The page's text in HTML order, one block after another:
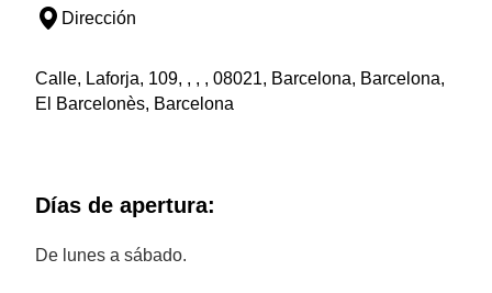
Dirección
Calle, Laforja, 109, , , , 08021, Barcelona, Barcelona,
El Barcelonès, Barcelona
Días de apertura:
De lunes a sábado.